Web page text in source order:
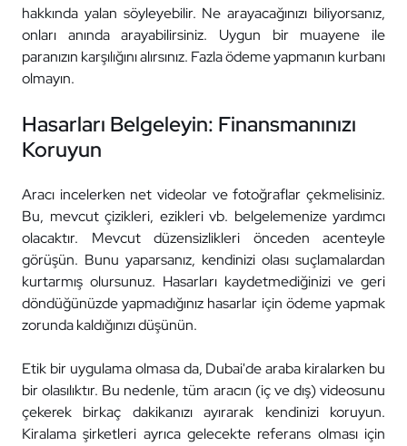
hakkında yalan söyleyebilir. Ne arayacağınızı biliyorsanız,
onları anında arayabilirsiniz. Uygun bir muayene ile
paranızın karşılığını alırsınız. Fazla ödeme yapmanın kurbanı
olmayın.
Hasarları Belgeleyin: Finansmanınızı
Koruyun
Aracı incelerken net videolar ve fotoğraflar çekmelisiniz.
Bu, mevcut çizikleri, ezikleri vb. belgelemenize yardımcı
olacaktır. Mevcut düzensizlikleri önceden acenteyle
görüşün. Bunu yaparsanız, kendinizi olası suçlamalardan
kurtarmış olursunuz. Hasarları kaydetmediğinizi ve geri
döndüğünüzde yapmadığınız hasarlar için ödeme yapmak
zorunda kaldığınızı düşünün.
Etik bir uygulama olmasa da, Dubai'de araba kiralarken bu
bir olasılıktır. Bu nedenle, tüm aracın (iç ve dış) videosunu
çekerek birkaç dakikanızı ayırarak kendinizi koruyun.
Kiralama şirketleri ayrıca gelecekte referans olması için